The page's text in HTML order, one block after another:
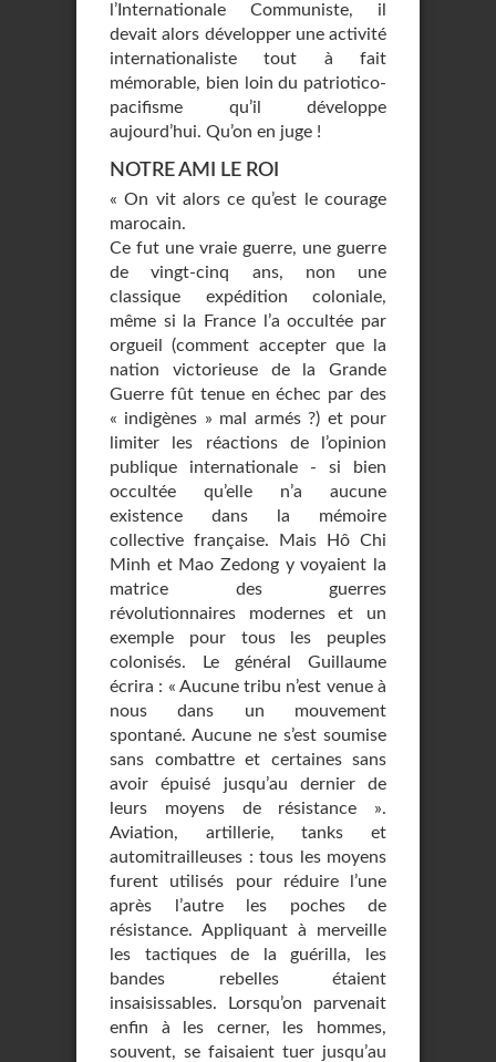
l’Internationale Communiste, il
devait alors développer une activité
internationaliste tout à fait
mémorable, bien loin du patriotico-
pacifisme qu’il développe
aujourd’hui. Qu’on en juge !
NOTRE AMI LE ROI
« On vit alors ce qu’est le courage
marocain.
Ce fut une vraie guerre, une guerre
de vingt-cinq ans, non une
classique expédition coloniale,
même si la France l’a occultée par
orgueil (comment accepter que la
nation victorieuse de la Grande
Guerre fût tenue en échec par des
« indigènes » mal armés ?) et pour
limiter les réactions de l’opinion
publique internationale - si bien
occultée qu’elle n’a aucune
existence dans la mémoire
collective française. Mais Hô Chi
Minh et Mao Zedong y voyaient la
matrice des guerres
révolutionnaires modernes et un
exemple pour tous les peuples
colonisés. Le général Guillaume
écrira : « Aucune tribu n’est venue à
nous dans un mouvement
spontané. Aucune ne s’est soumise
sans combattre et certaines sans
avoir épuisé jusqu’au dernier de
leurs moyens de résistance ».
Aviation, artillerie, tanks et
automitrailleuses : tous les moyens
furent utilisés pour réduire l’une
après l’autre les poches de
résistance. Appliquant à merveille
les tactiques de la guérilla, les
bandes rebelles étaient
insaisissables. Lorsqu’on parvenait
enfin à les cerner, les hommes,
souvent, se faisaient tuer jusqu’au